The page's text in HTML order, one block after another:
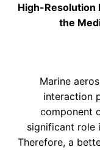
High-Resolution
the
Marine
interaction
component
significant role
Therefore, a